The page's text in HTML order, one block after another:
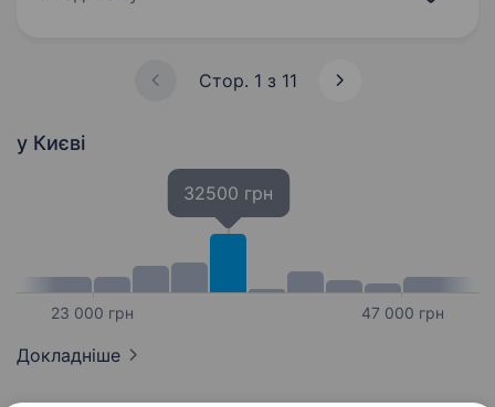
Стор. 1 з 11
у Києві
23 000 грн
32500 грн
47 000 грн
Докладніше